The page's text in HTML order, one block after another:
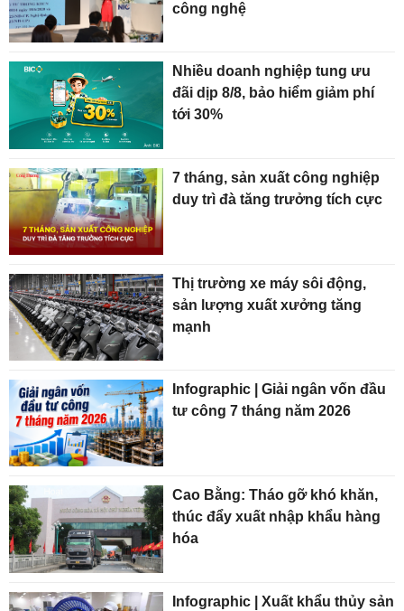
công nghệ
Nhiều doanh nghiệp tung ưu
đãi dịp 8/8, bảo hiểm giảm phí
tới 30%
7 tháng, sản xuất công nghiệp
duy trì đà tăng trưởng tích cực
Thị trường xe máy sôi động,
sản lượng xuất xưởng tăng
mạnh
Infographic | Giải ngân vốn đầu
tư công 7 tháng năm 2026
Cao Bằng: Tháo gỡ khó khăn,
thúc đẩy xuất nhập khẩu hàng
hóa
Infographic | Xuất khẩu thủy sản